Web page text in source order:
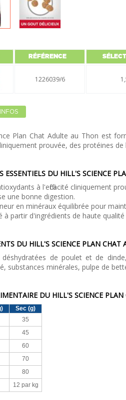
RÉFÉRENCE
1226039/6
Plan Chat Adulte au Thon est
prouvée, des protéines
ESSENTIELS DU HILL'S SCIENCE
à l'efficacité cliniquement
une bonne digestion.
en minéraux équilibrée pour
à partir d'ingrédients de haute
DU HILL'S SCIENCE PLAN CHAT
déshydratées de poulet et de
substances minérales, pulpe de
DU HILL'S SCIENCE
Sec (g)
35
45
60
70
80
12 par kg